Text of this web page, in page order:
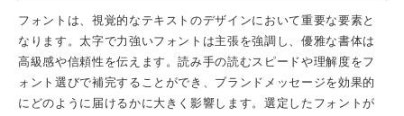
フォントは、視覚的なテキストのデザインにおいて重要な要素と
なります。太字で力強いフォントは主張を強調し、優雅な書体は
高級感や信頼性を伝えます。読み手の読むスピードや理解度をフ
ォント選びで補完することができ、ブランドメッセージを効果的
にどのように届けるかに大きく影響します。選定したフォントが